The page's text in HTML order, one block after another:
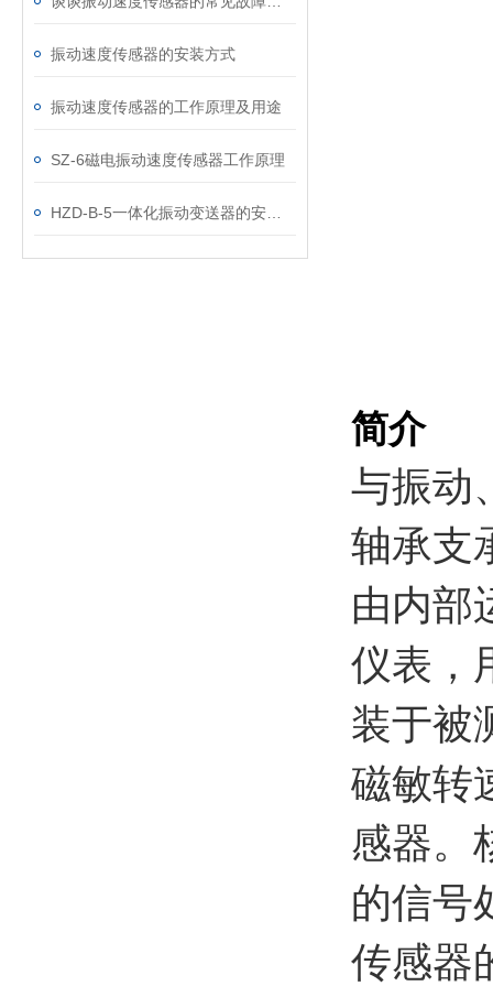
振动速度传感器的安装方式
振动速度传感器的工作原理及用途
SZ-6磁电振动速度传感器工作原理
简介
与振动
轴承支
由内部
仪表，
装于被
磁敏转
感器。
的信号
传感器